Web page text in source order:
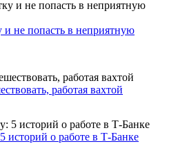
и не попасть в неприятную
работая вахтой
историй о работе в Т-Банке